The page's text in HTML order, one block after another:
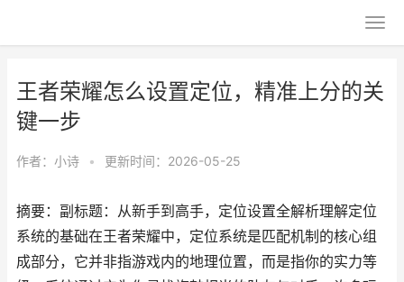
王者荣耀怎么设置定位，精准上分的关
键一步
作者： 小诗 • 更新时间：2026-05-25
摘要：副标题：从新手到高手，定位设置全解析理解定位
系统的基础在王者荣耀中，定位系统是匹配机制的核心组
成部分，它并非指游戏内的地理位置，而是指你的实力等